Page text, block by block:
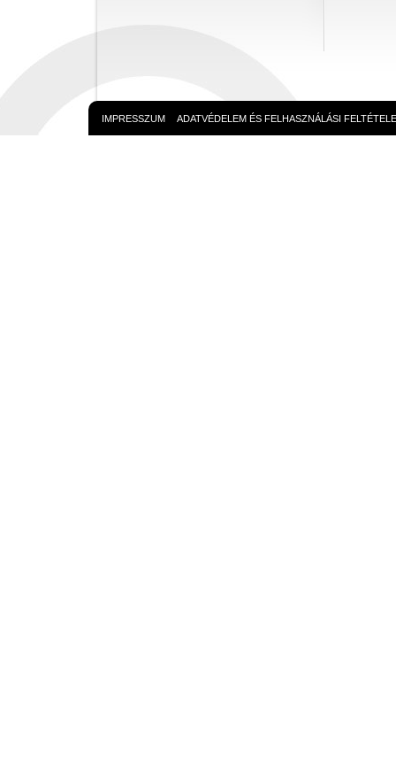
IMPRESSZUM ADATVÉDELEM ÉS FELHASZNÁLÁSI